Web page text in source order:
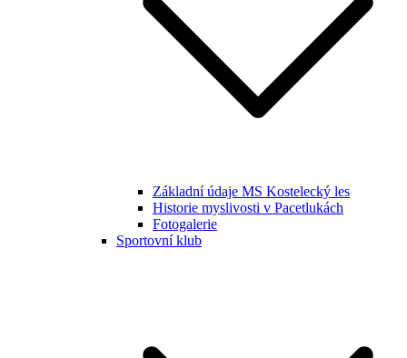
Základní údaje MS Kostelecký les
Historie myslivosti v Pacetlukách
Fotogalerie
Sportovní klub